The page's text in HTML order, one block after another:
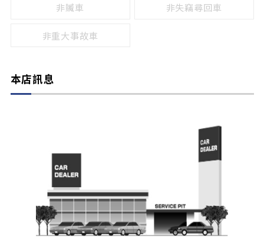
非贓車 非失竊尋回車
非重大事故車
本店訊息